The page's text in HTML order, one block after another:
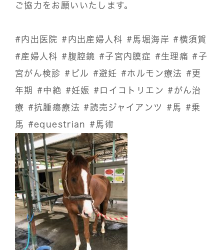
ご協力をお願いいたします。
#内出医院 #内出産婦人科 #馬堀海岸 #横須賀
#産婦人科 #腹腔鏡 #子宮内膜症 #生理痛 #子
宮がん検診 #ピル #避妊 #ホルモン療法 #更
年期
#中絶 #妊娠 #ロイコトリエン #がん治
療 #抗腫瘍療法 #読売ジャイアンツ #馬
#乗
馬
#equestrian #馬術